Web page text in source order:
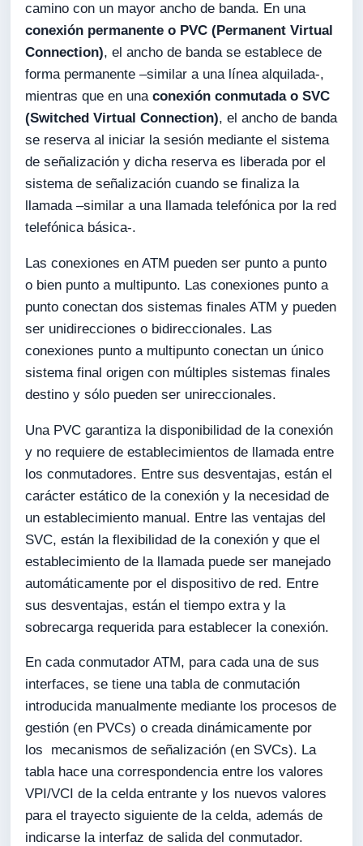
camino con un mayor ancho de banda. En una
conexión permanente o PVC (Permanent Virtual
Connection), el ancho de banda se establece de
forma permanente –similar a una línea alquilada-,
mientras que en unaconexión conmutada o SVC
(Switched Virtual Connection), el ancho de banda
se reserva al iniciar la sesión mediante el sistema
de señalización y dicha reserva es liberada por el
sistema de señalización cuando se finaliza la
llamada –similar a una llamada telefónica por la red
telefónica básica-.
Las conexiones en ATM pueden ser punto a punto
o bien punto a multipunto. Las conexiones punto a
punto conectan dos sistemas finales ATM y pueden
ser unidirecciones o bidireccionales. Las
conexiones punto a multipunto conectan un único
sistema final origen con múltiples sistemas finales
destino y sólo pueden ser unireccionales.
Una PVC garantiza la disponibilidad de la conexión
y no requiere de establecimientos de llamada entre
los conmutadores. Entre sus desventajas, están el
carácter estático de la conexión y la necesidad de
un establecimiento manual. Entre las ventajas del
SVC, están la flexibilidad de la conexión y que el
establecimiento de la llamada puede ser manejado
automáticamente por el dispositivo de red. Entre
sus desventajas, están el tiempo extra y la
sobrecarga requerida para establecer la conexión.
En cada conmutador ATM, para cada una de sus
interfaces, se tiene una tabla de conmutación
introducida manualmente mediante los procesos de
gestión (en PVCs) o creada dinámicamente por
los mecanismos de señalización (en SVCs). La
tabla hace una correspondencia entre los valores
VPI/VCI de la celda entrante y los nuevos valores
para el trayecto siguiente de la celda, además de
indicarse la interfaz de salida del conmutador.